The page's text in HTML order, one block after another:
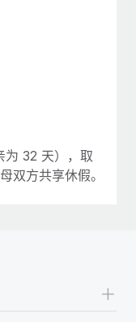
为 32 天），取
双方共享休假。
+